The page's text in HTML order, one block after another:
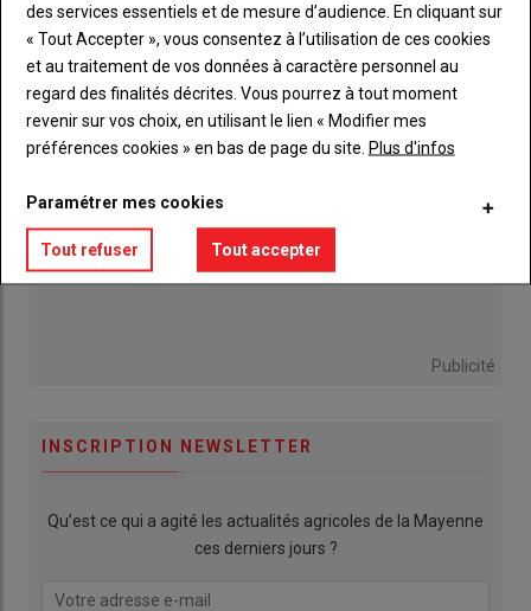
06 août 2026
Publicité
INSCRIPTION NEWSLETTER
Qu’est ce qui a agité les actualités agricoles de la Mayenne
ces derniers jours ?
des services essentiels et de mesure d’audience. En cliquant sur
« Tout Accepter », vous consentez à l’utilisation de ces cookies
et au traitement de vos données à caractère personnel au
regard des finalités décrites. Vous pourrez à tout moment
revenir sur vos choix, en utilisant le lien « Modifier mes
préférences cookies » en bas de page du site. Plus d'infos
Paramétrer mes cookies
Tout refuser Tout accepter